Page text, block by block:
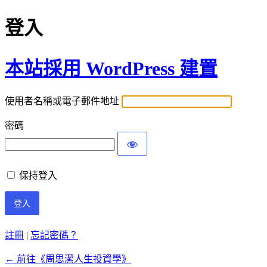
登入
本站採用 WordPress 建置
使用者名稱或電子郵件地址
密碼
保持登入
註冊 | 忘記密碼？
← 前往《周思潔人生投資學》